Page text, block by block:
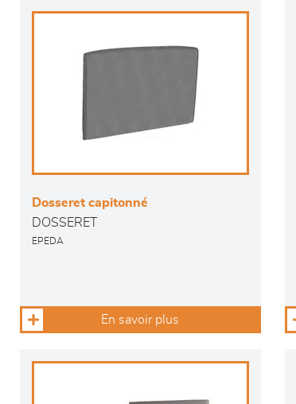
Dosseret capitonné
DOSSERET
EPEDA
En savoir plus